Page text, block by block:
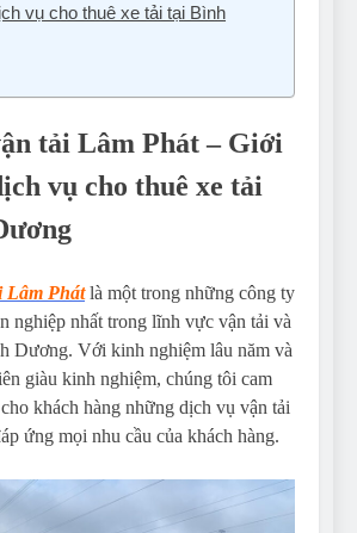
vụ cho thuê xe tải tại Bình
tải Lâm Phát – Giới
vụ cho thuê xe tải
Lâm Phátlà một trong những công ty
nghiệp nhất trong lĩnh vực vận tải và
Dương. Với kinh nghiệm lâu năm và
giàu kinh nghiệm, chúng tôi cam
khách hàng những dịch vụ vận tải
ứng mọi nhu cầu của khách hàng.